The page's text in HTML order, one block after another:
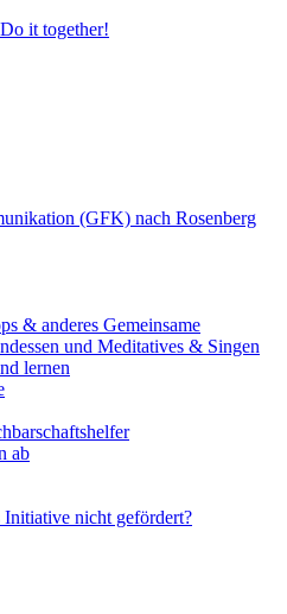
it together!
(GFK) nach Rosenberg
& anderes Gemeinsame
und Meditatives & Singen
lernen
ab
Initiative nicht gefördert?